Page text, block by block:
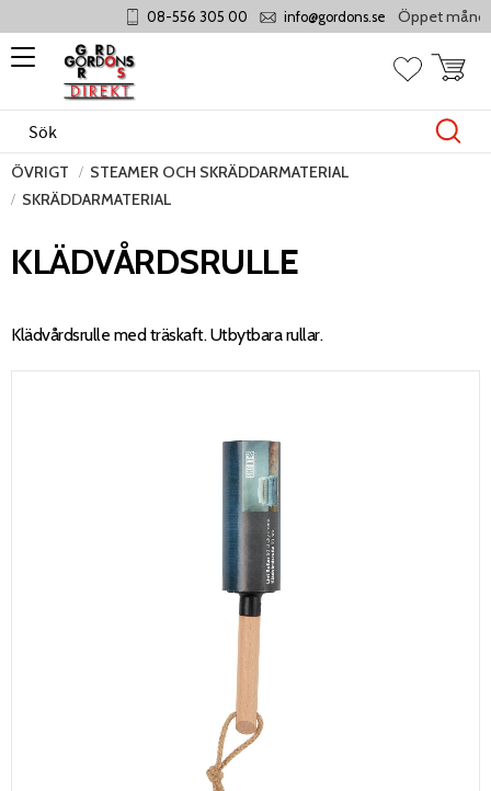
Meny
08-556 305 00 info@gordons.se Öppet måndag -
Favoriter
ÖVRIGT
STEAMER OCH SKRÄDDARMATERIAL
SKRÄDDARMATERIAL
KLÄDVÅRDSRULLE
Klädvårdsrulle med träskaft. Utbytbara rullar.